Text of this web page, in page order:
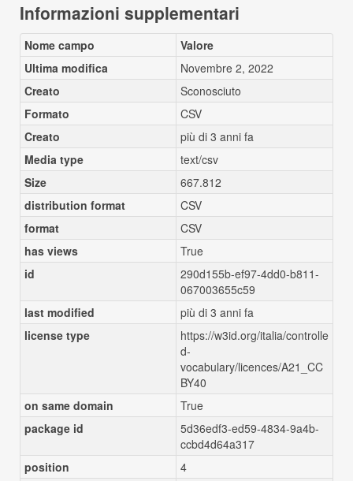
Informazioni supplementari
Nome campo
Valore
Ultima modifica
Novembre 2, 2022
Creato
Sconosciuto
Formato
CSV
Creato
più di 3 anni fa
Media type
text/csv
Size
667.812
distribution format
CSV
format
CSV
has views
True
id
290d155b-ef97-4dd0-b811-
067003655c59
last modified
più di 3 anni fa
license type
https://w3id.org/italia/controlle
d-
vocabulary/licences/A21_CC
BY40
on same domain
True
package id
5d36edf3-ed59-4834-9a4b-
ccbd4d64a317
position
4